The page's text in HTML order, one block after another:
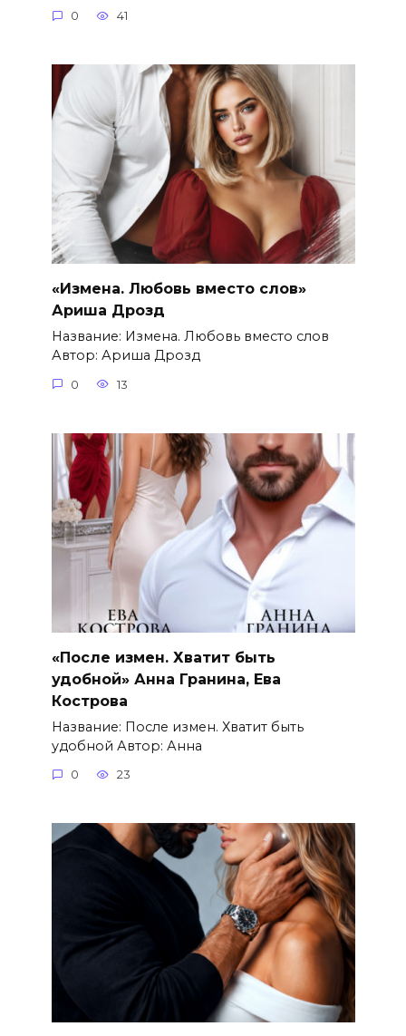
0 41
«Измена. Любовь вместо слов»
Ариша Дрозд
Название: Измена. Любовь вместо слов
Автор: Ариша Дрозд
0 13
«После измен. Хватит быть
удобной» Анна Гранина, Ева
Кострова
Название: После измен. Хватит быть
удобной Автор: Анна
0 23